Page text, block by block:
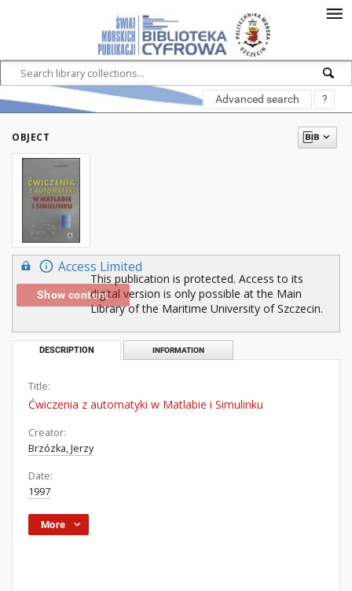
Advanced search ?
OBJECT
Access Limited
Show content
This publication is protected. Access to its
digital version is only possible at the Main
Library of the Maritime University of Szczecin.
DESCRIPTION INFORMATION
Title:
Ćwiczenia z automatyki w Matlabie i Simulinku
Creator:
Brzózka, Jerzy
Date:
1997
More